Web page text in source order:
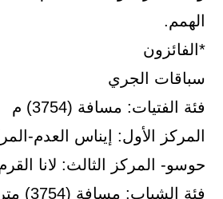
الهمم.
*الفائزون
سباقات الجري
فئة الفتيات: مسافة (3754) م
المركز الأول: إيناس العدم-
حوسو- المركز الثالث: لانا
فئة الشباب: مسافة (3754) متر